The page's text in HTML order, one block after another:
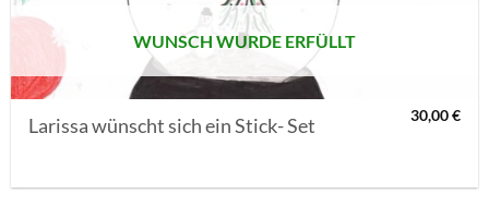
WUNSCH WURDE ERFÜLLT
Larissa wünscht sich ein Stick- Set 30,00€